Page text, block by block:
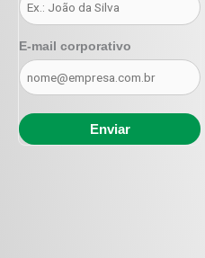
E-mail corporativo